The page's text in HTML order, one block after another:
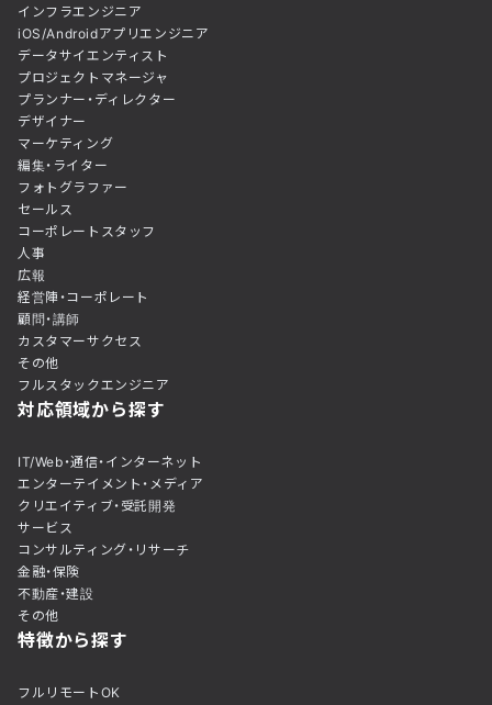
インフラエンジニア
iOS/Androidアプリエンジニア
データサイエンティスト
プロジェクトマネージャ
プランナー・ディレクター
デザイナー
マーケティング
編集・ライター
フォトグラファー
セールス
コーポレートスタッフ
人事
広報
経営陣・コーポレート
顧問・講師
カスタマーサクセス
その他
フルスタックエンジニア
対応領域から探す
IT/Web・通信・インターネット
エンターテイメント・メディア
クリエイティブ・受託開発
サービス
コンサルティング・リサーチ
金融・保険
不動産・建設
その他
特徴から探す
フルリモートOK